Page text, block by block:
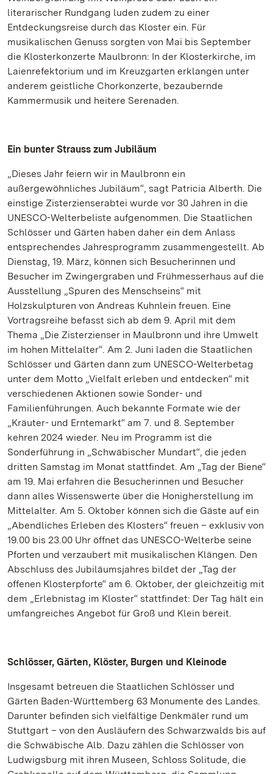
literarischer Rundgang luden zudem zu einer
Entdeckungsreise durch das Kloster ein. Für
musikalischen Genuss sorgten von Mai bis September
die Klosterkonzerte Maulbronn: In der Klosterkirche, im
Laienrefektorium und im Kreuzgarten erklangen unter
anderem geistliche Chorkonzerte, bezaubernde
Kammermusik und heitere Serenaden.
Ein bunter Strauss zum Jubiläum
„Dieses Jahr feiern wir in Maulbronn ein
außergewöhnliches Jubiläum“, sagt Patricia Alberth. Die
einstige Zisterzienserabtei wurde vor 30 Jahren in die
UNESCO-Welterbeliste aufgenommen. Die Staatlichen
Schlösser und Gärten haben daher ein dem Anlass
entsprechendes Jahresprogramm zusammengestellt. Ab
Dienstag, 19. März, können sich Besucherinnen und
Besucher im Zwingergraben und Frühmesserhaus auf die
Ausstellung „Spuren des Menschseins“ mit
Holzskulpturen von Andreas Kuhnlein freuen. Eine
Vortragsreihe befasst sich ab dem 9. April mit dem
Thema „Die Zisterzienser in Maulbronn und ihre Umwelt
im hohen Mittelalter“. Am 2. Juni laden die Staatlichen
Schlösser und Gärten dann zum UNESCO-Welterbetag
unter dem Motto „Vielfalt erleben und entdecken“ mit
verschiedenen Aktionen sowie Sonder- und
Familienführungen. Auch bekannte Formate wie der
„Kräuter- und Erntemarkt“ am 7. und 8. September
kehren 2024 wieder. Neu im Programm ist die
Sonderführung in „Schwäbischer Mundart“, die jeden
dritten Samstag im Monat stattfindet. Am „Tag der Biene“
am 19. Mai erfahren die Besucherinnen und Besucher
dann alles Wissenswerte über die Honigherstellung im
Mittelalter. Am 5. Oktober können sich die Gäste auf ein
„Abendliches Erleben des Klosters“ freuen – exklusiv von
19.00 bis 23.00 Uhr öffnet das UNESCO-Welterbe seine
Pforten und verzaubert mit musikalischen Klängen. Den
Abschluss des Jubiläumsjahres bildet der „Tag der
offenen Klosterpforte“ am 6. Oktober, der gleichzeitig mit
dem „Erlebnistag im Kloster“ stattfindet: Der Tag hält ein
umfangreiches Angebot für Groß und Klein bereit.
Schlösser, Gärten, Klöster, Burgen und Kleinode
Insgesamt betreuen die Staatlichen Schlösser und
Gärten Baden-Württemberg 63 Monumente des Landes.
Darunter befinden sich vielfältige Denkmäler rund um
Stuttgart – von den Ausläufern des Schwarzwalds bis auf
die Schwäbische Alb. Dazu zählen die Schlösser von
Ludwigsburg mit ihren Museen, Schloss Solitude, die